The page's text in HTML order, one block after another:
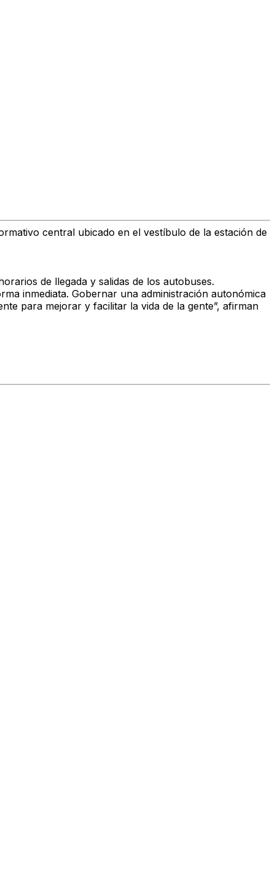
central ubicado en el vestíbulo de la estación de
de llegada y salidas de los autobuses.
inmediata. Gobernar una administración autonómica
para mejorar y facilitar la vida de la gente”, afirman